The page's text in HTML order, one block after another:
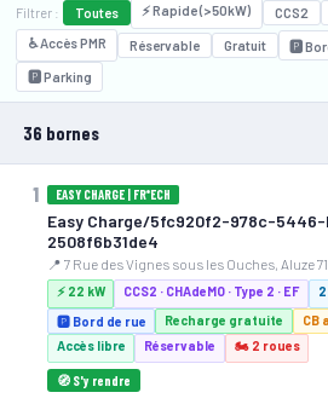
Filtrer : Toutes ⚡ Rapide (>50kW) CCS2
♿ Accès PMR
Réservable Gratuit
🅿️
🅿️ Parking
36 bornes
1 EASY CHARGE | FR*ECH
Easy Charge/5fc920f2-978c-
2508f6b31de4
📍 7 Rue des Vignes sous les Ouches, Aluze
⚡ 22 kW CCS2 · CHAdeMO · Type 2 · EF
🅿️ Bord de rue
Recharge gratuite
CB
Accès libre
Réservable 🏍️ 2 roues
🧭 S'y rendre